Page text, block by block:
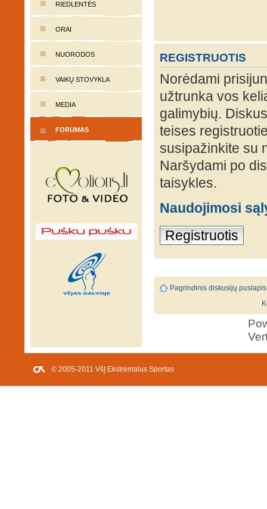
RIEDLENTĖS
ORAI
NUORODOS
VAIKŲ STOVYKLA
MEDIA
FORUMAS
REGISTRUOTIS
Norėdami
užtrunka vos
galimybių.
teises
susipažinkite su
Naršydami po
taisykles.
Naudojimosi
Registruotis
Pagrindinis diskusijų puslapis
© 2005-2011 VšĮ Ekstremalus Sportas